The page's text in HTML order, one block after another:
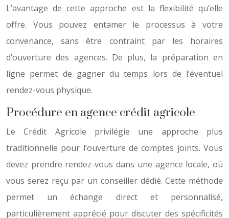
L’avantage de cette approche est la flexibilité qu’elle
offre. Vous pouvez entamer le processus à votre
convenance, sans être contraint par les horaires
d’ouverture des agences. De plus, la préparation en
ligne permet de gagner du temps lors de l’éventuel
rendez-vous physique.
Procédure en agence crédit agricole
Le Crédit Agricole privilégie une approche plus
traditionnelle pour l’ouverture de comptes joints. Vous
devez prendre rendez-vous dans une agence locale, où
vous serez reçu par un conseiller dédié. Cette méthode
permet un échange direct et personnalisé,
particulièrement apprécié pour discuter des spécificités